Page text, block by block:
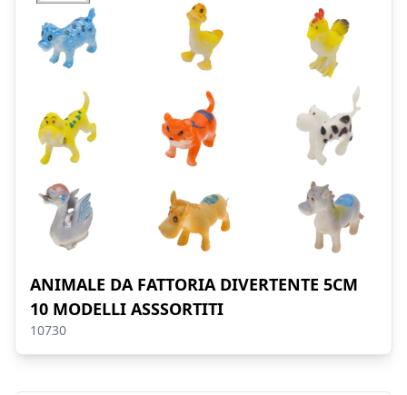
ANIMALE DA FATTORIA DIVERTENTE 5CM
10 MODELLI ASSSORTITI
10730